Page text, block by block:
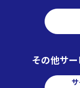
その他サ